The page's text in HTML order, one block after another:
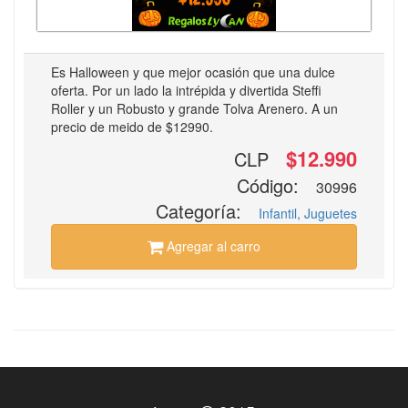
Es Halloween y que mejor ocasión que una dulce
oferta. Por un lado la intrépida y divertida Steffi
Roller y un Robusto y grande Tolva Arenero. A un
precio de meido de $12990.
CLP $12.990
Código: 30996
Categoría:
Infantil, Juguetes
Agregar al carro